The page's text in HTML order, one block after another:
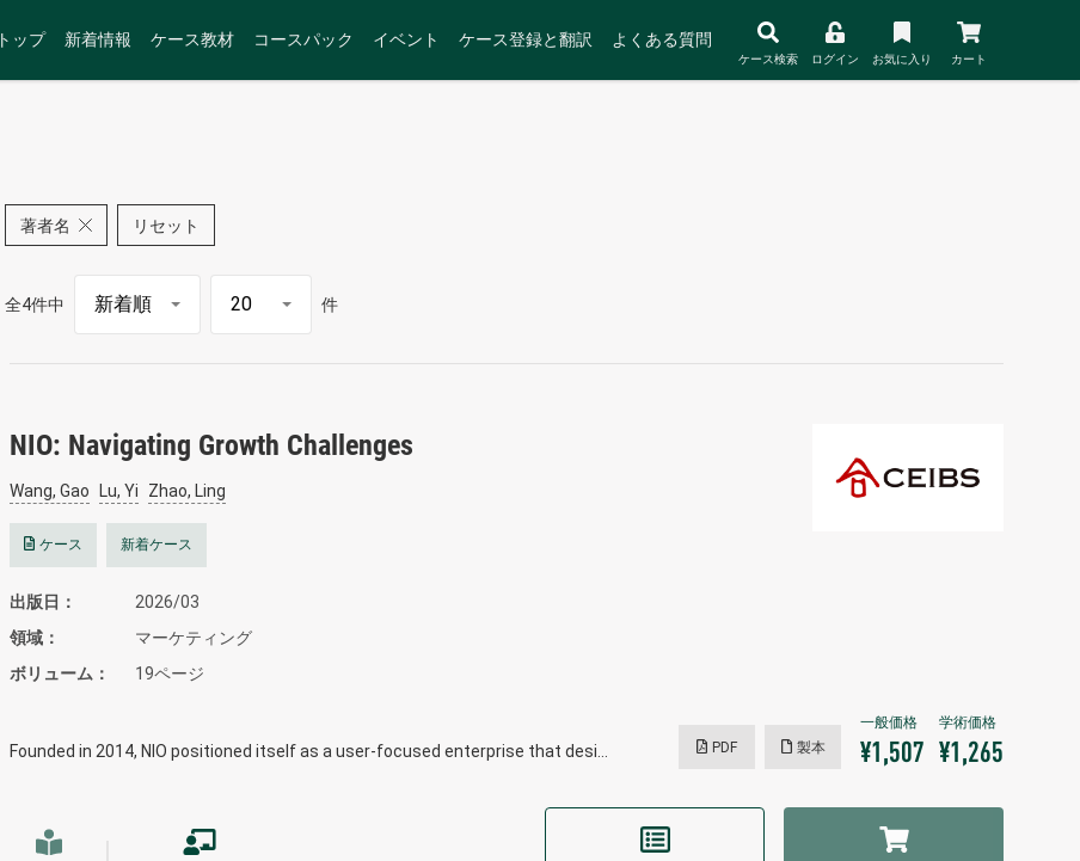
トップ 新着情報 ケース教材 コースパック イベント ケース登録と翻訳 よくある質問
ケース検索 ログイン お気に入り カート
著者名 リセット
全4件中 件
NIO: Navigating Growth Challenges
Wang, Gao Lu, Yi Zhao, Ling
ケース 新着ケース
出版日
2026/03
領域
マーケティング
ボリューム
19ページ
Founded in 2014, NIO positioned itself as a user-focused enterprise that desi… PDF 製本 ¥1,507 ¥1,265